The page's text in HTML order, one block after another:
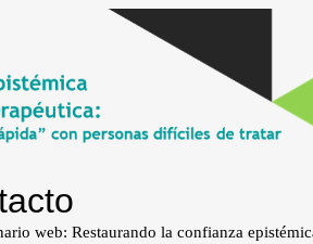
web: Restaurando la confianza